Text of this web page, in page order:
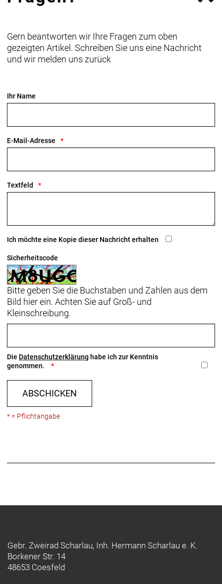
Gern beantworten wir Ihre Fragen zum oben
gezeigten Artikel. Schreiben Sie uns eine Nachricht
und wir melden uns zurück
Ihr Name
E-Mail-Adresse
Textfeld
Ich möchte eine Kopie dieser Nachricht erhalten
Sicherheitscode
Bitte geben Sie die Buchstaben und Zahlen aus dem
Bild hier ein. Achten Sie auf Groß- und
Kleinschreibung.
Die Datenschutzerklärung habe ich zur Kenntnis
genommen.
ABSCHICKEN
* = Pflichtangabe
Gebr. Zweirad Scharlau, Inh. Hermann Scharlau e. K.
Borkener Str. 14
48653 Coesfeld